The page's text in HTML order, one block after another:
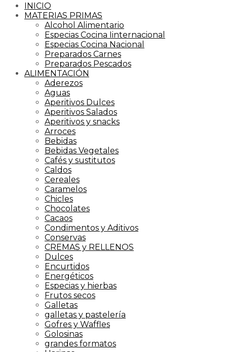
INICIO
MATERIAS PRIMAS
Alcohol Alimentario
Especias Cocina Iinternacional
Especias Cocina Nacional
Preparados Carnes
Preparados Pescados
ALIMENTACIÓN
Aderezos
Aguas
Aperitivos Dulces
Aperitivos Salados
Aperitivos y snacks
Arroces
Bebidas
Bebidas Vegetales
Cafés y sustitutos
Caldos
Cereales
Caramelos
Chicles
Chocolates
Cacaos
Condimentos y Aditivos
Conservas
CREMAS y RELLENOS
Dulces
Encurtidos
Energéticos
Especias y hierbas
Frutos secos
Galletas
galletas y pastelería
Gofres y Waffles
Golosinas
grandes formatos